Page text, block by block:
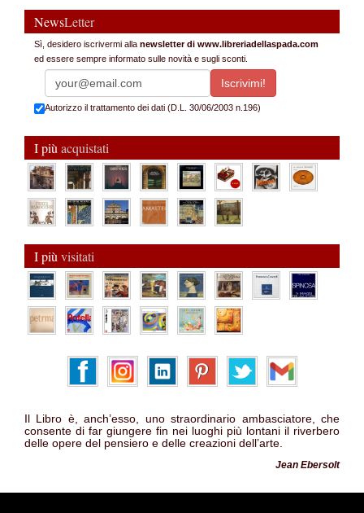
NewsLetter
Sì, desidero iscrivermi alla newsletter di www.libreriadellaspada.com
ed essere sempre informato sulle novità e sugli sconti.
Autorizzo il trattamento dei dati (D.L. 30/06/2003 n.196)
I più acquistati
I più visitati
Il Libro è, anch’esso, uno straordinario ambasciatore, che
consente di far giungere fin nei luoghi più lontani il riverbero
delle opere del pensiero e delle creazioni dell’arte.
Jean Ebersolt